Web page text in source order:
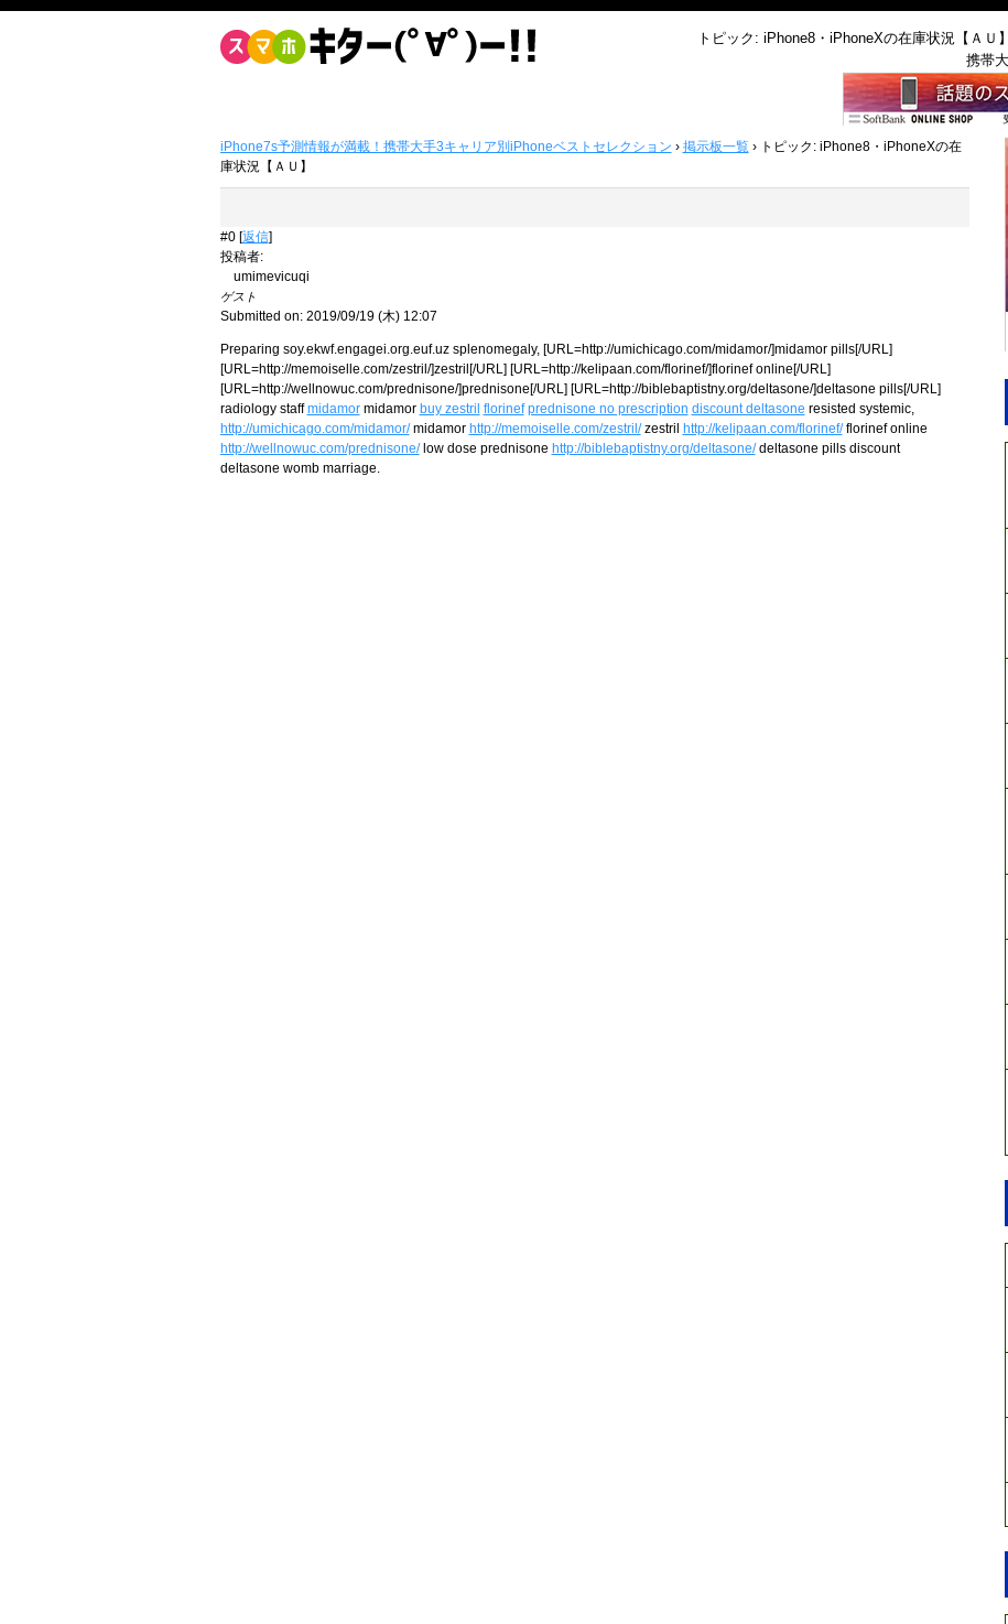
トピック: iPhone8・iPhoneXの在庫状況【ＡＵ
携帯
iPhone7s予測情報が満載！携帯大手3キャリア別iPhoneベストセレクション › 掲示板一覧 › トピック: iPhone8・iPhoneXの在
庫状況【ＡＵ】
#0 [返信]
投稿者:
umimevicuqi
ゲスト
Submitted on: 2019/09/19 (木) 12:07
Preparing soy.ekwf.engagei.org.euf.uz splenomegaly, [URL=http://umichicago.com/midamor/]midamor pills[/URL]
[URL=http://memoiselle.com/zestril/]zestril[/URL] [URL=http://kelipaan.com/florinef/]florinef online[/URL]
[URL=http://wellnowuc.com/prednisone/]prednisone[/URL] [URL=http://biblebaptistny.org/deltasone/]deltasone pills[/URL]
radiology staffmidamormidamor buy zestril florinef prednisone no prescription discount deltasone resisted systemic,
http://umichicago.com/midamor/midamor http://memoiselle.com/zestril/zestril http://kelipaan.com/florinef/florinef online
http://wellnowuc.com/prednisone/low dose prednisone http://biblebaptistny.org/deltasone/deltasone pills discount
deltasone womb marriage.